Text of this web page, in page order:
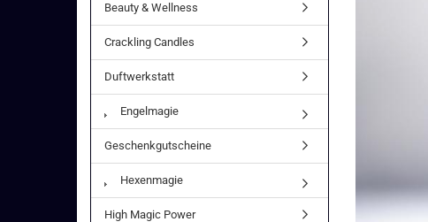
Beauty & Wellness
Crackling Candles
Duftwerkstatt
Engelmagie
Geschenkgutscheine
Hexenmagie
High Magic Power